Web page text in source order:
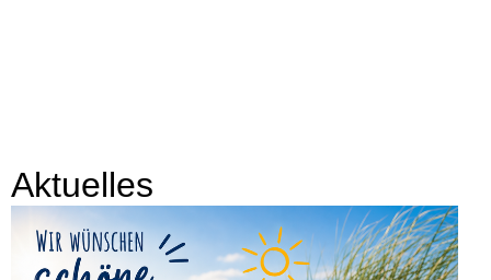
Aktuelles